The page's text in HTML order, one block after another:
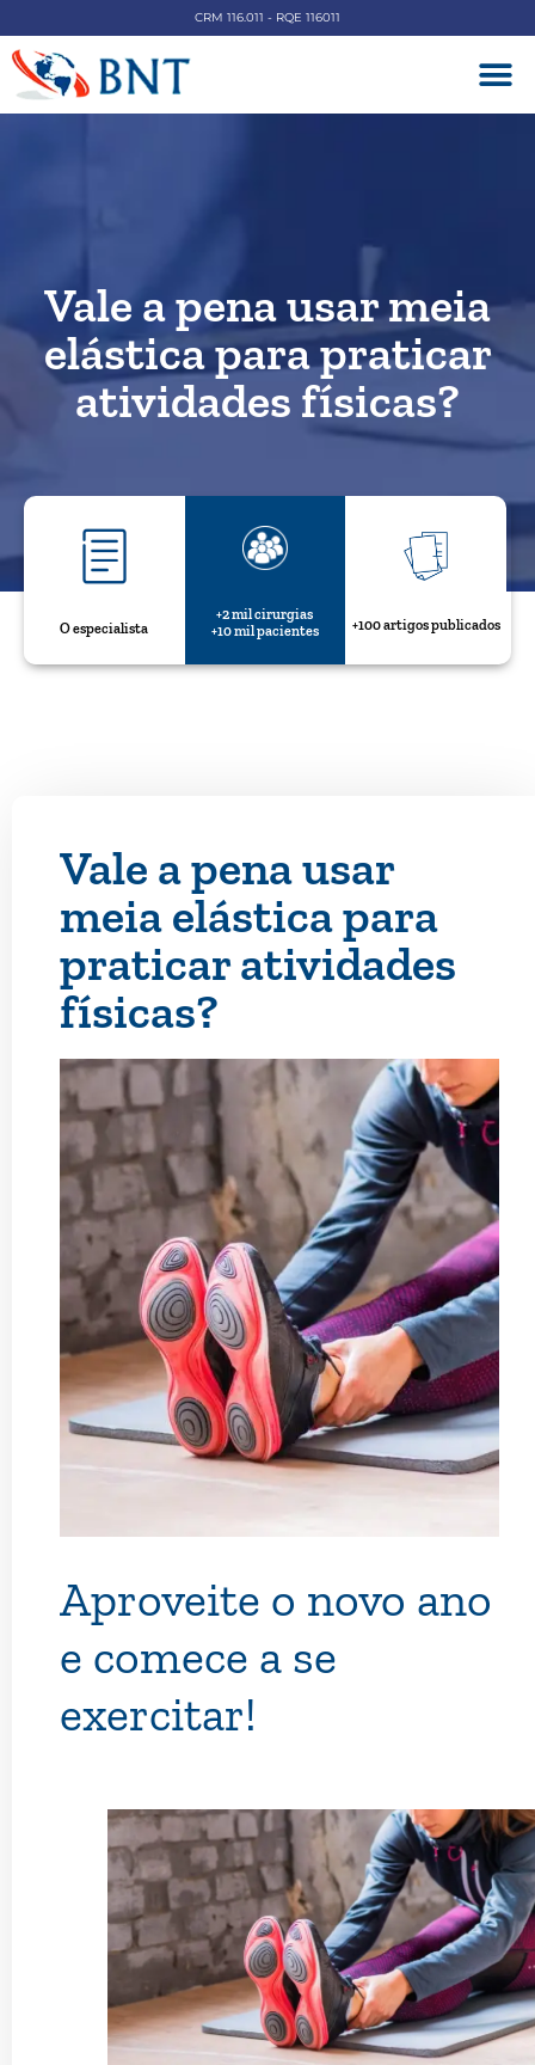
CRM 116.011 - RQE 116011
Vale a pena usar meia
elástica para praticar
atividades físicas?
O especialista
+2 mil cirurgias
+10 mil pacientes
+100 artigos publicados
Vale a pena usar
meia elástica para
praticar atividades
físicas?
Aproveite o novo ano
e comece a se
exercitar!